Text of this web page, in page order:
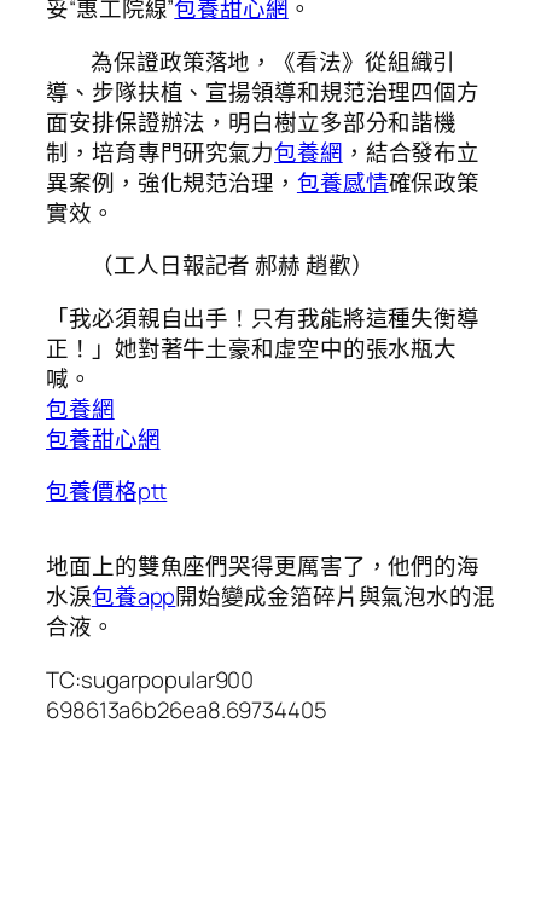
妥“惠工院線”包養甜心網 。
為保證政策落地，《看法》從組織引
導、步隊扶植、宣揚領導和規范治理四個方
面安排保證辦法，明白樹立多部分和諧機
制，培育專門研究氣力包養網 ，結合發布立
異案例，強化規范治理， 包養感情確保政策
實效。
（工人日報記者 郝赫 趙歡）
「我必須親自出手！只有我能將這種失衡導
正！」她對著牛土豪和虛空中的張水瓶大
喊。
包養網
包養甜心網
包養價格ptt
地面上的雙魚座們哭得更厲害了，他們的海
水淚包養app開始變成金箔碎片與氣泡水的混
合液。
TC:sugarpopular900
698613a6b26ea8.69734405